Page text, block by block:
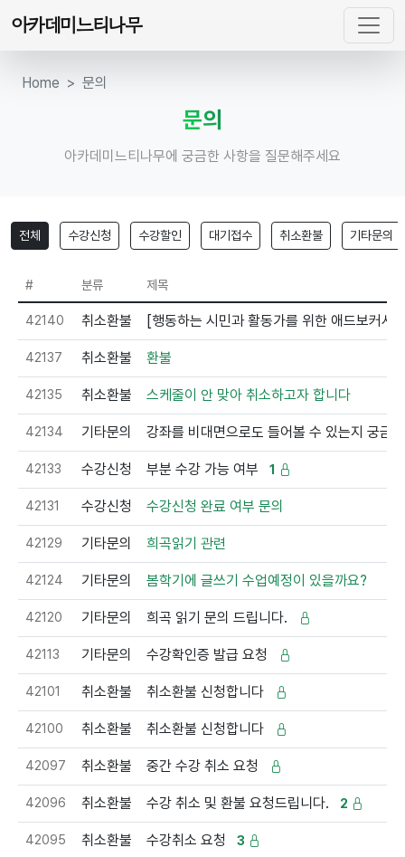
아카데미느티나무
Home 문의
문의
아카데미느티나무에 궁금한 사항을 질문해주세요
전체 수강신청 수강할인 대기접수 취소환불 기타문의
# 분류 제목
42140 취소환불 [행동하는 시민과 활동가를 위한 애드보커
42137 취소환불 환불
42135 취소환불 스케줄이 안 맞아 취소하고자 합니다
42134 기타문의 강좌를 비대면으로도 들어볼 수 있는지 궁금
42133 수강신청 부분 수강 가능 여부 1
42131 수강신청 수강신청 완료 여부 문의
42129 기타문의 희곡읽기 관련
42124 기타문의 봄학기에 글쓰기 수업예정이 있을까요?
42120 기타문의 희곡 읽기 문의 드립니다.
42113 기타문의 수강확인증 발급 요청
42101 취소환불 취소환불 신청합니다
42100 취소환불 취소환불 신청합니다
42097 취소환불 중간 수강 취소 요청
42096 취소환불 수강 취소 및 환불 요청드립니다. 2
42095 취소환불 수강취소 요청 3